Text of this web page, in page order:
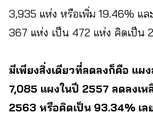
3,935 แห่ง หรือเพิ่ม 19.46% แ
367 แห่ง เป็น 472 แห่ง คิดเป็น
มีเพียงสิ่งเดียวที่ลดลงก็คือ แผ
7,085 แผงในปี 2557 ลดลงเห
2563 หรือคิดเป็น 93.34% เล